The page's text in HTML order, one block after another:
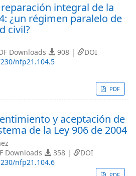
integral de la
¿un régimen paralelo de
civil?
Downloads 908 |
DOI
nfp21.104.5
PDF
y aceptación de
de la Ley 906 de 2004
Downloads 358 |
DOI
nfp21.104.6